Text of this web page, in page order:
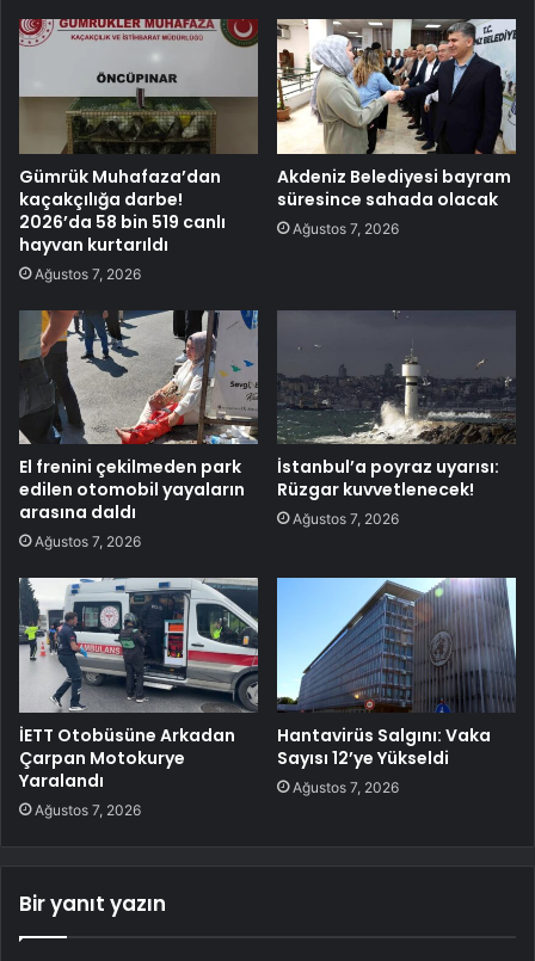
Gümrük Muhafaza’dan
kaçakçılığa darbe!
2026’da 58 bin 519 canlı
hayvan kurtarıldı
Ağustos 7, 2026
Akdeniz Belediyesi bayram
süresince sahada olacak
Ağustos 7, 2026
El frenini çekilmeden park
edilen otomobil yayaların
arasına daldı
Ağustos 7, 2026
İstanbul’a poyraz uyarısı:
Rüzgar kuvvetlenecek!
Ağustos 7, 2026
İETT Otobüsüne Arkadan
Çarpan Motokurye
Yaralandı
Ağustos 7, 2026
Hantavirüs Salgını: Vaka
Sayısı 12’ye Yükseldi
Ağustos 7, 2026
Bir yanıt yazın